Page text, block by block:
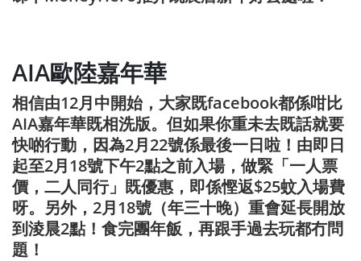
AIA歐陸嘉年華
相信由12月中開始，大家既facebook都係咁比
AIA嘉年華既相洗版。但如果你重未去既話就要
快啲行動，因為2月22號係最後一日啦！由即日
起至2月18號下午2點之前入場，做緊「一人票
價，二人同行」既優惠，即係慳返$25蚊入場費
呀。另外，2月18號（年三十晚）重會延長開放
到淩晨2點！食完團年飯，再跟手過去玩都冇問
題！